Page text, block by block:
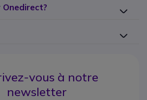
vous à notre
newsletter